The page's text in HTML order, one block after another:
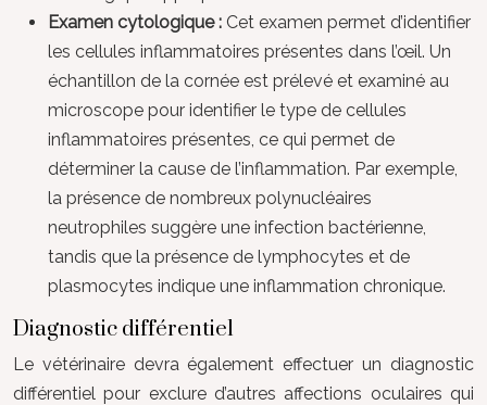
Examen cytologique : Cet examen permet d’identifier
les cellules inflammatoires présentes dans l’œil. Un
échantillon de la cornée est prélevé et examiné au
microscope pour identifier le type de cellules
inflammatoires présentes, ce qui permet de
déterminer la cause de l’inflammation. Par exemple,
la présence de nombreux polynucléaires
neutrophiles suggère une infection bactérienne,
tandis que la présence de lymphocytes et de
plasmocytes indique une inflammation chronique.
Diagnostic différentiel
Le vétérinaire devra également effectuer un diagnostic
différentiel pour exclure d’autres affections oculaires qui